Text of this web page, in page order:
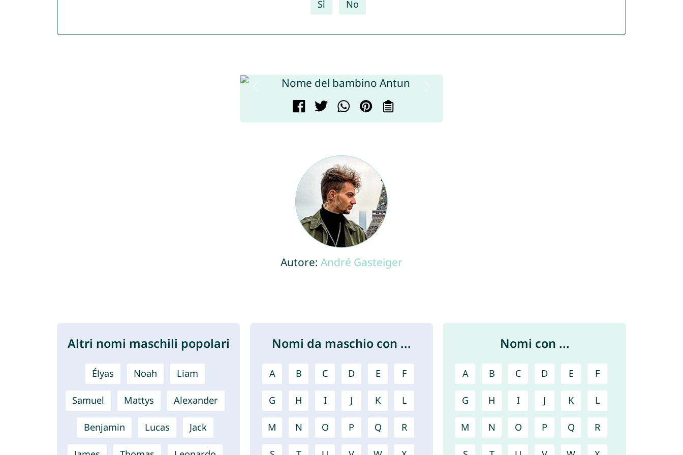
Sì No
Autore: André Gasteiger
Altri nomi maschili popolari
Élyas Noah Liam
Samuel Mattys Alexander
Benjamin Lucas Jack
Nomi da maschio con ...
A B C D E F
G H I J K L
M N O P Q R
Nomi con ...
A B C D E F
G H I J K L
M N O P Q R